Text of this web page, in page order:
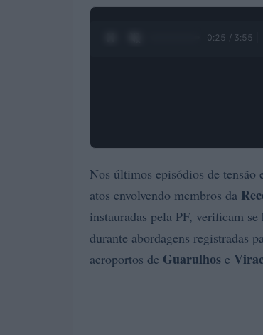
0:26 / 3:55
Nos últimos episódios de tensão
atos envolvendo membros da
instauradas pela PF, verificam
durante abordagens registradas
aeroportos de Guarulhos e